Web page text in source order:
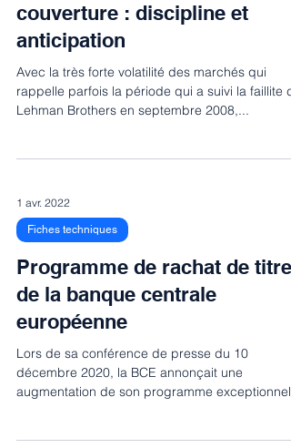
couverture : discipline et
anticipation
Avec la très forte volatilité des marchés qui
rappelle parfois la période qui a suivi la faillite
Lehman Brothers en septembre 2008,...
1 avr. 2022
Fiches techniques
Programme de rachat de titres
de la banque centrale
européenne
Lors de sa conférence de presse du 10
décembre 2020, la BCE annonçait une
augmentation de son programme exceptionnel